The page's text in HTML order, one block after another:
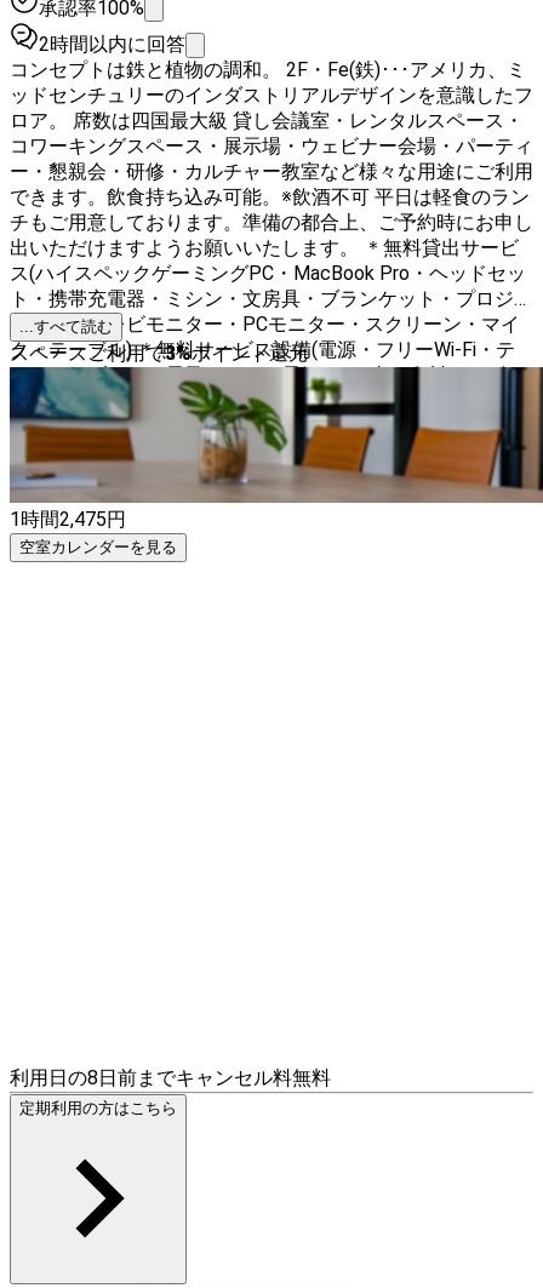
承認率100%
2時間以内に回答
コンセプトは鉄と植物の調和。 2F・Fe(鉄)･･･アメリカ、ミ
ッドセンチュリーのインダストリアルデザインを意識したフ
ロア。 席数は四国最大級 貸し会議室・レンタルスペース・
コワーキングスペース・展示場・ウェビナー会場・パーティ
ー・懇親会・研修・カルチャー教室など様々な用途にご利用
できます。飲食持ち込み可能。※飲酒不可 平日は軽食のラン
チもご用意しております。準備の都合上、ご予約時にお申し
出いただけますようお願いいたします。 ＊無料貸出サービ
ス(ハイスペックゲーミングPC・MacBook Pro・ヘッドセッ
ト・携帯充電器・ミシン・文房具・ブランケット・プロジェ
クター・テレビモニター・PCモニター・スクリーン・マイ
ク・テーブル) ＊無料サービス設備(電源・フリーWi-Fi・テ
レフォンブース・電子レンジ・電気ケトル) ＊有料サービス
設備（コピー機） ＊駐車場無料
...すべて読む
スペースご利用で3%ポイント還元
1時間2,475円
空室カレンダーを見る
利用日の8日前までキャンセル料無料
定期利用の方はこちら